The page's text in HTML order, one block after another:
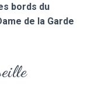
bords du
de la Garde